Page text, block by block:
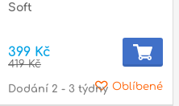
Soft
399 Kč
419 Kč
Oblíbené
Dodání 2 - 3 týdny